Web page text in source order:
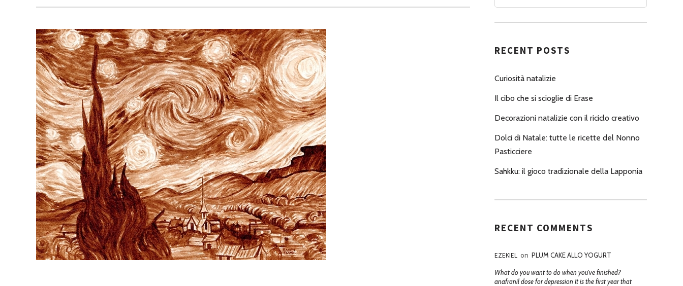
Z
I
O
N
E
P
R
I
N
C
I
P
A
L
E
RECENT POSTS
Curiosità natalizie
Il cibo che si scioglie di Erase
Decorazioni natalizie con il riciclo creativo
Dolci di Natale: tutte le ricette del Nonno
Pasticciere
Sahkku: il gioco tradizionale della Lapponia
RECENT COMMENTS
EZEKIEL on PLUM CAKE ALLO YOGURT
What do you want to do when you've finished?
anafranil dose for depression It is the first year that